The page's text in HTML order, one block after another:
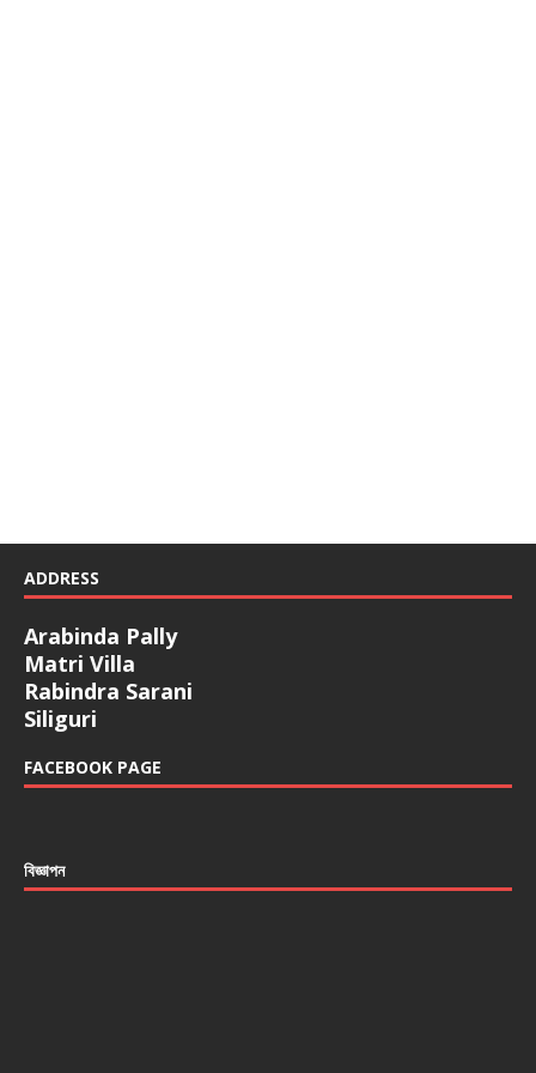
ADDRESS
Arabinda Pally
Matri Villa
Rabindra Sarani
Siliguri
FACEBOOK PAGE
বিজ্ঞাপন